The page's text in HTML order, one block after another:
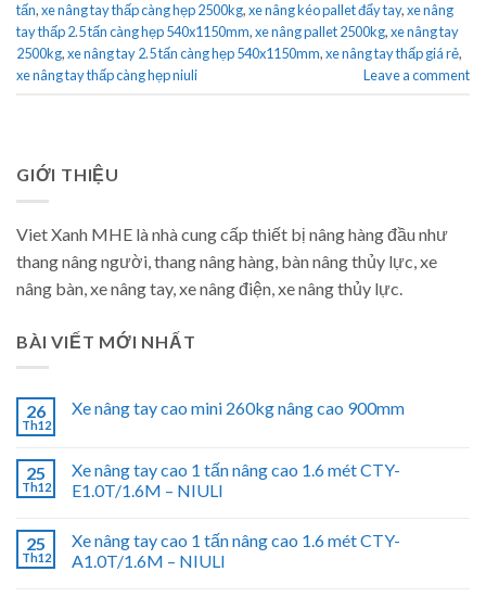
tấn,xe nâng tay thấp càng hẹp 2500kg,xe nâng kéo pallet đẩy tay,xe nâng
tay thấp 2.5 tấn càng hẹp 540x1150mm,xe nâng pallet 2500kg,xe nâng tay
2500kg,xe nâng tay 2.5 tấn càng hẹp 540x1150mm,xe nâng tay thấp giá rẻ,
xe nâng tay thấp càng hẹp niuli
Leave a comment
GIỚI THIỆU
Viet Xanh MHE là nhà cung cấp thiết bị nâng hàng đầu như
thang nâng người, thang nâng hàng, bàn nâng thủy lực, xe
nâng bàn, xe nâng tay, xe nâng điện, xe nâng thủy lực.
BÀI VIẾT MỚI NHẤT
26
Th12
Xe nâng tay cao mini 260kg nâng cao 900mm
25
Th12
Xe nâng tay cao 1 tấn nâng cao 1.6 mét CTY-
E1.0T/1.6M – NIULI
25
Th12
Xe nâng tay cao 1 tấn nâng cao 1.6 mét CTY-
A1.0T/1.6M – NIULI